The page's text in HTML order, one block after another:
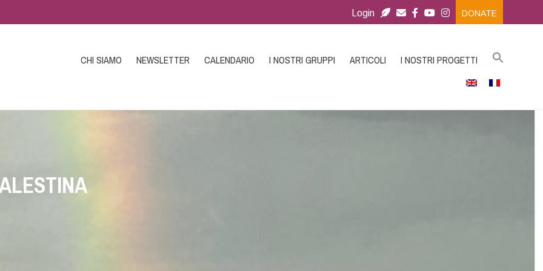
Login DONATE
CHI SIAMO NEWSLETTER CALENDARIO I NOSTRI GRUPPI ARTICOLI I NOSTRI PROGETTI